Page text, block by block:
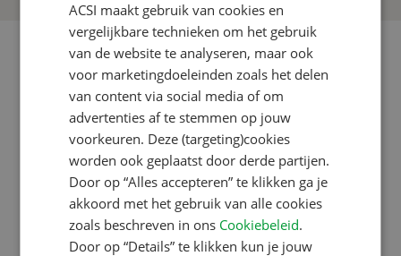
GERMAN
SPANISH
SWEDISH
ACSI maakt gebruik van cookies en
vergelijkbare technieken om het gebruik
van de website te analyseren, maar ook
voor marketingdoeleinden zoals het delen
van content via social media of om
advertenties af te stemmen op jouw
voorkeuren. Deze (targeting)cookies
worden ook geplaatst door derde partijen.
Door op “Alles accepteren” te klikken ga je
akkoord met het gebruik van alle cookies
zoals beschreven in ons Cookiebeleid.
Door op “Details” te klikken kun je jouw